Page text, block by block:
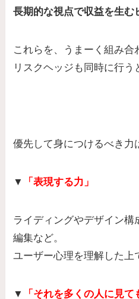
長期的な視点で収益を生む
これらを、うまーく組み合
リスクヘッジも同時に行う
優先して身につけるべき力
▼ 「表現する力」
ライディングやデザイン構
編集など。
ユーザー心理を理解した上
▼ 「それを多くの人に見て